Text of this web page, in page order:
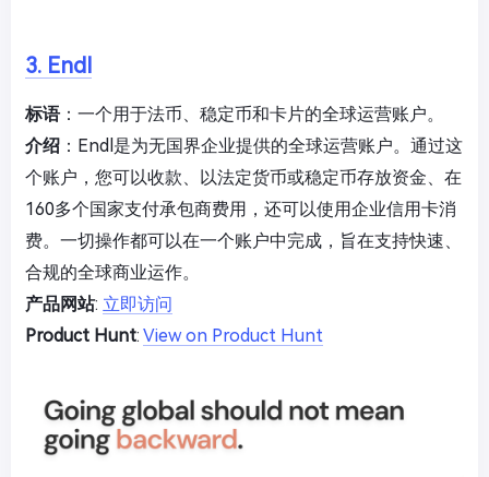
3. Endl
标语：一个用于法币、稳定币和卡片的全球运营账户。
介绍 ：Endl是为无国界企业提供的全球运营账户。通过这
个账户，您可以收款、以法定货币或稳定币存放资金、在
160多个国家支付承包商费用，还可以使用企业信用卡消
费。一切操作都可以在一个账户中完成，旨在支持快速、
合规的全球商业运作。
产品网站: 立即访问
Product Hunt: View on Product Hunt